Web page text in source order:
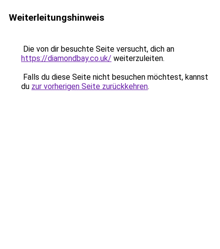
Weiterleitungshinweis
Die von dir besuchte Seite versucht, dich an
https://diamondbay.co.uk/ weiterzuleiten.
Falls du diese Seite nicht besuchen möchtest, kannst
du zur vorherigen Seite zurückkehren.